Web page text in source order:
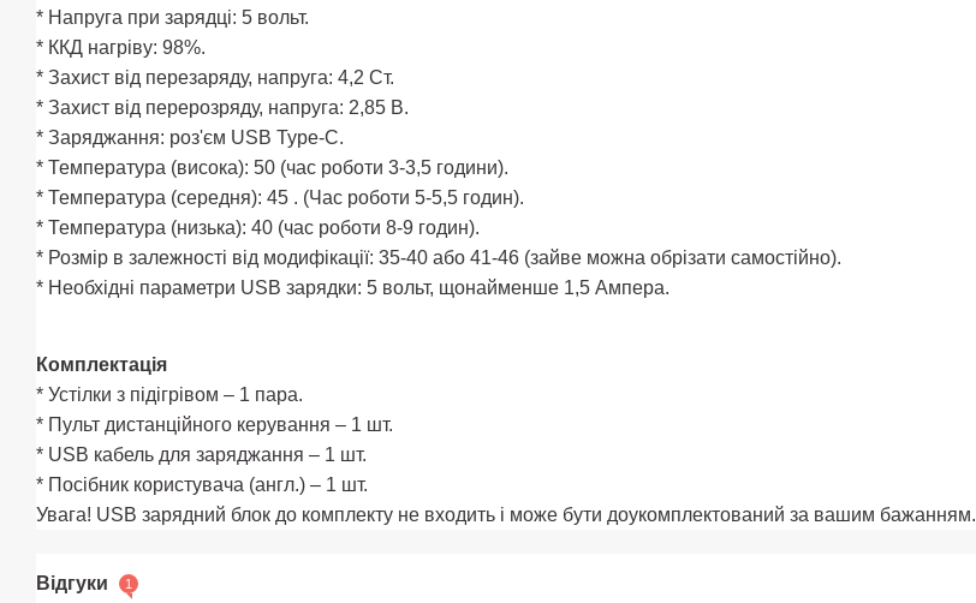
* Напруга при зарядці: 5 вольт.
* ККД нагріву: 98%.
* Захист від перезаряду, напруга: 4,2 Ст.
* Захист від перерозряду, напруга: 2,85 В.
* Заряджання: роз'єм USB Type-C.
* Температура (висока): 50 (час роботи 3-3,5 години).
* Температура (середня): 45 . (Час роботи 5-5,5 годин).
* Температура (низька): 40 (час роботи 8-9 годин).
* Розмір в залежності від модифікації: 35-40 або 41-46 (зайве можна обрізати самостійно).
* Необхідні параметри USB зарядки: 5 вольт, щонайменше 1,5 Ампера.
Комплектація
* Устілки з підігрівом – 1 пара.
* Пульт дистанційного керування – 1 шт.
* USB кабель для заряджання – 1 шт.
* Посібник користувача (англ.) – 1 шт.
Увага! USB зарядний блок до комплекту не входить і може бути доукомплектований за вашим бажанням.
Відгуки 1